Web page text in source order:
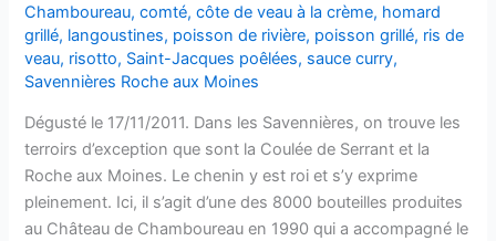
Chamboureau,comté,côte de veau à la crème, homard
grillé, langoustines, poisson de rivière, poisson grillé, ris de
veau, risotto, Saint-Jacques poêlées, sauce curry,
Savennières Roche aux Moines
Dégusté le 17/11/2011. Dans les Savennières, on trouve les
terroirs d’exception que sont la Coulée de Serrant et la
Roche aux Moines. Le chenin y est roi et s’y exprime
pleinement. Ici, il s’agit d’une des 8000 bouteilles produites
au Château de Chamboureau en 1990 qui a accompagné le